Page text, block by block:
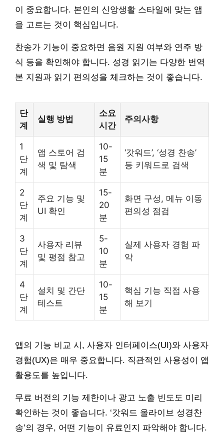
이 중요합니다. 본인의 신앙생활 스타일에 맞는 앱
을 고르는 것이 핵심입니다.
찬송가 기능이 중요하면 음원 지원 여부와 연주 방
식 등을 확인해야 합니다. 성경 읽기는 다양한 번역
본 지원과 읽기 편의성을 체크하는 것이 좋습니다.
단
계
실행 방법
소요
시간
주의사항
1
단
계
앱 스토어 검
색 및 탐색
10-
15
분
‘갓워드’, ‘성경 찬송’
등 키워드로 검색
2
단
계
주요 기능 및
UI 확인
15-
20
분
화면 구성, 메뉴 이동
편의성 점검
3
단
계
사용자 리뷰
및 평점 참고
5-
10
분
실제 사용자 경험 파
악
4
단
계
설치 및 간단
테스트
10-
15
분
핵심 기능 직접 사용
해 보기
앱의 기능 비교 시, 사용자 인터페이스(UI)와 사용자
경험(UX)은 매우 중요합니다. 직관적인 사용성이 앱
활용도를 높입니다.
무료 버전의 기능 제한이나 광고 노출 빈도도 미리
확인하는 것이 좋습니다. ‘갓워드 올라이브 성경찬
송’의 경우, 어떤 기능이 유료인지 파악해야 합니다.